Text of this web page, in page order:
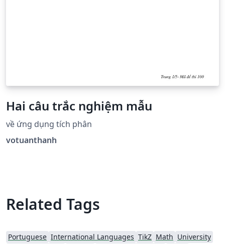
Hai câu trắc nghiệm mẫu
về ứng dụng tích phân
votuanthanh
Related Tags
Portuguese International Languages TikZ Math University